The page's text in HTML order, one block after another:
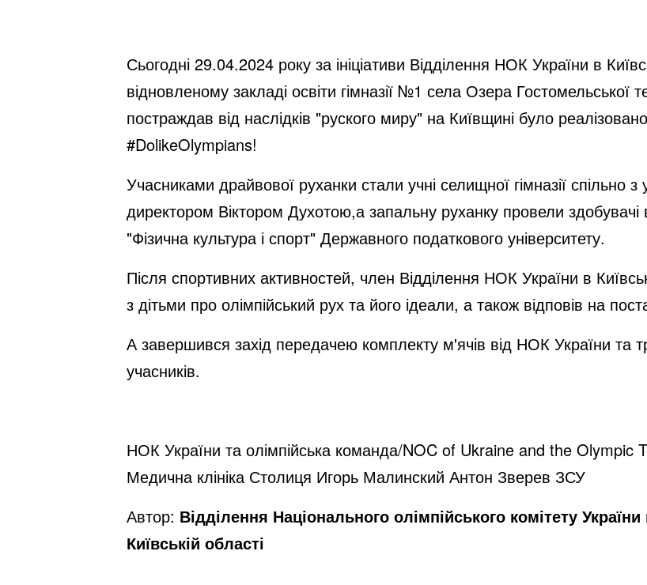
Сьогодні 29.04.2024 року за ініціативи Відділення НОК України в
відновленому закладі освіти гімназії №1 села Озера Гостомельської
постраждав від наслідків "руского миру" на Київщині було
#DolikeOlympians!
Учасниками драйвової руханки стали учні селищної гімназії спільно
директором Віктором Духотою,а запальну руханку провели здобувачі
"Фізична культура і спорт" Державного податкового університету.
Після спортивних активностей, член Відділення НОК України в
з дітьми про олімпійський рух та його ідеали, а також відповів на
А завершився захід передачею комплекту м'ячів від НОК України та
учасників.
НОК України та олімпійська команда/NOC of Ukraine and the Olympic
Медична клініка Столиця Игорь Малинский Антон Зверев ЗСУ
Автор: Відділення Національного олімпійського комітету України
Київській області